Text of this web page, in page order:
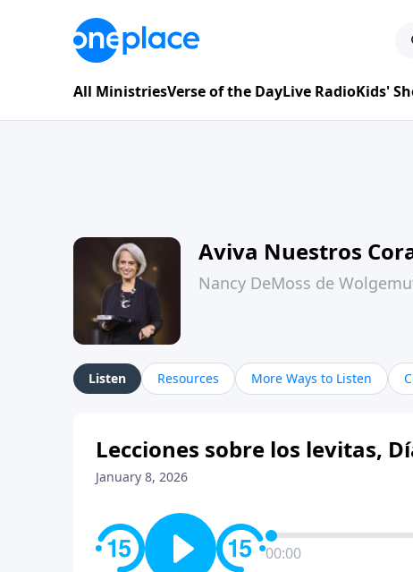
All MinistriesVerse of the DayLive RadioKids'
Aviva Nuestros
Nancy DeMoss de
Listen Resources More Ways to Listen
Lecciones sobre los levitas,
January 8, 2026
00:00